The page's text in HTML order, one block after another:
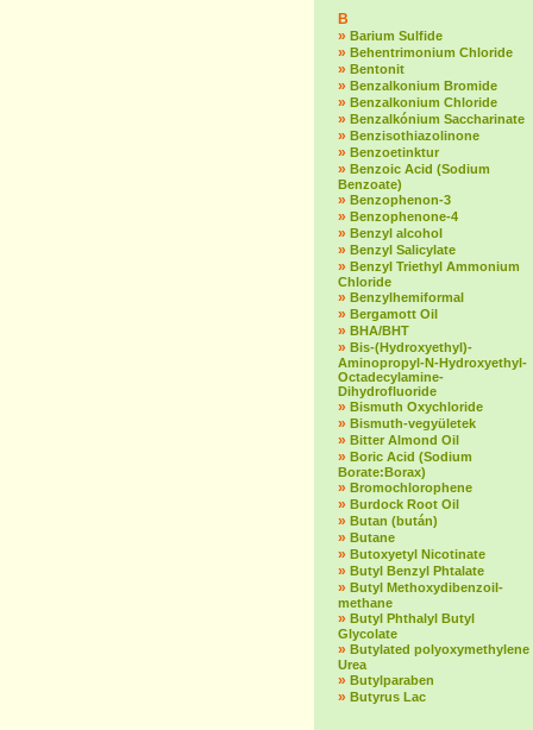
B
» Barium Sulfide
» Behentrimonium Chloride
» Bentonit
» Benzalkonium Bromide
» Benzalkonium Chloride
» Benzalkónium Saccharinate
» Benzisothiazolinone
» Benzoetinktur
» Benzoic Acid (Sodium
Benzoate)
» Benzophenon-3
» Benzophenone-4
» Benzyl alcohol
» Benzyl Salicylate
» Benzyl Triethyl Ammonium
Chloride
» Benzylhemiformal
» Bergamott Oil
» BHA/BHT
» Bis-(Hydroxyethyl)-
Aminopropyl-N-Hydroxyethyl-
Octadecylamine-
Dihydrofluoride
» Bismuth Oxychloride
» Bismuth-vegyületek
» Bitter Almond Oil
» Boric Acid (Sodium
Borate:Borax)
» Bromochlorophene
» Burdock Root Oil
» Butan (bután)
» Butane
» Butoxyetyl Nicotinate
» Butyl Benzyl Phtalate
» Butyl Methoxydibenzoil-
methane
» Butyl Phthalyl Butyl
Glycolate
» Butylated polyoxymethylene
Urea
» Butylparaben
» Butyrus Lac